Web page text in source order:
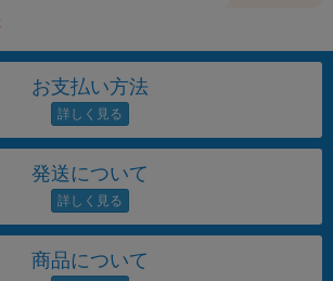
お支払い方法
発送について
商品について